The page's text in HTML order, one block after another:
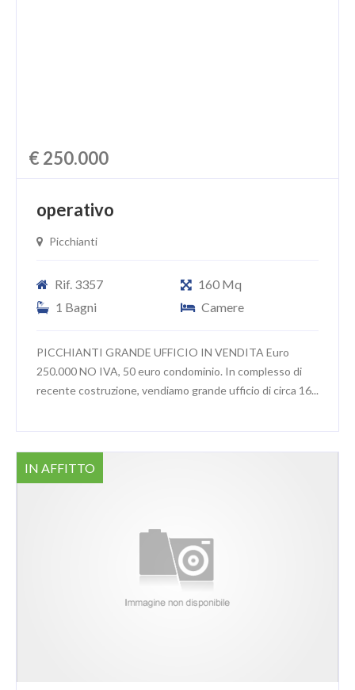
€ 250.000
operativo
Picchianti
Rif. 3357
160 Mq
1 Bagni
Camere
PICCHIANTI GRANDE UFFICIO IN VENDITA Euro
250.000 NO IVA, 50 euro condominio. In complesso di
recente costruzione, vendiamo grande ufficio di circa 16...
IN AFFITTO